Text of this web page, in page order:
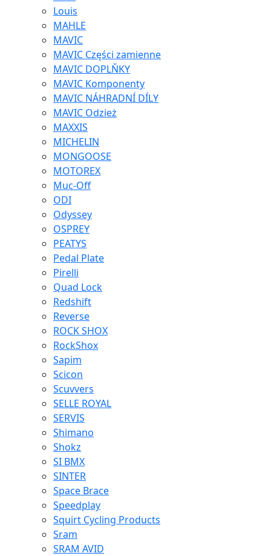
Louis
MAHLE
MAVIC
MAVIC Części zamienne
MAVIC DOPLŇKY
MAVIC Komponenty
MAVIC NÁHRADNÍ DÍLY
MAVIC Odzież
MAXXIS
MICHELIN
MONGOOSE
MOTOREX
Muc-Off
ODI
Odyssey
OSPREY
PEATYS
Pedal Plate
Pirelli
Quad Lock
Redshift
Reverse
ROCK SHOX
RockShox
Sapim
Scicon
Scuvvers
SELLE ROYAL
SERVIS
Shimano
Shokz
SI BMX
SINTER
Space Brace
Speedplay
Squirt Cycling Products
Sram
SRAM AVID